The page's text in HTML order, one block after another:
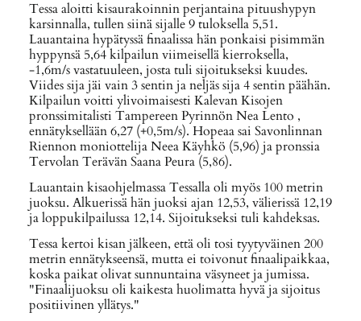
Tessa aloitti kisaurakoinnin perjantaina pituushypyn
karsinnalla, tullen siinä sijalle 9 tuloksella 5,51.
Lauantaina hypätyssä finaalissa hän ponkaisi pisimmän
hyppynsä 5,64 kilpailun viimeisellä kierroksella,
-1,6m/s vastatuuleen, josta tuli sijoitukseksi kuudes.
Viides sija jäi vain 3 sentin ja neljäs sija 4 sentin päähän.
Kilpailun voitti ylivoimaisesti Kalevan Kisojen
pronssimitalisti Tampereen Pyrinnön Nea Lento ,
ennätyksellään 6,27 (+0,5m/s). Hopeaa sai Savonlinnan
Riennon moniottelija Neea Käyhkö (5,96) ja pronssia
Tervolan Terävän Saana Peura (5,86).
Lauantain kisaohjelmassa Tessalla oli myös 100 metrin
juoksu. Alkuerissä hän juoksi ajan 12,53, välierissä 12,19
ja loppukilpailussa 12,14. Sijoitukseksi tuli kahdeksas.
Tessa kertoi kisan jälkeen, että oli tosi tyytyväinen 200
metrin ennätykseensä, mutta ei toivonut finaalipaikkaa,
koska paikat olivat sunnuntaina väsyneet ja jumissa.
"Finaalijuoksu oli kaikesta huolimatta hyvä ja sijoitus
positiivinen yllätys."